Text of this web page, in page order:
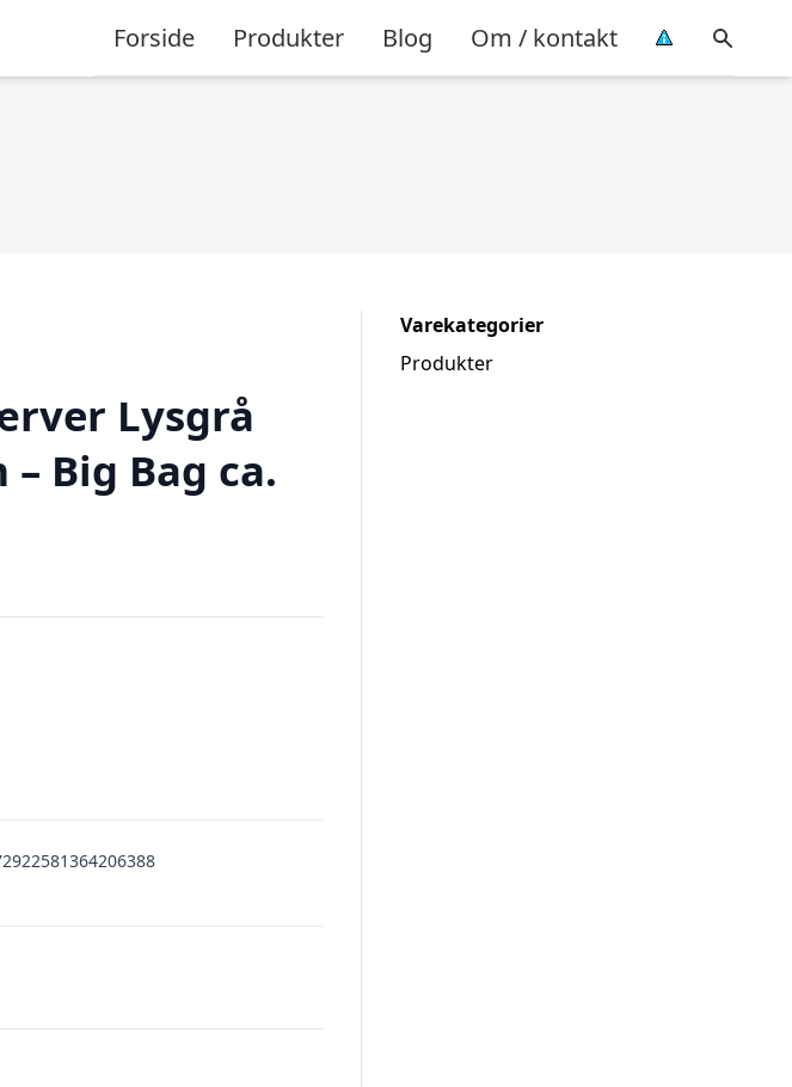
Forside Produkter Blog Om / kontakt
Lysgrå
Big Bag ca.
Varekategorier
Produkter